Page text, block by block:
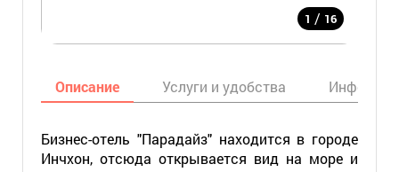
1 / 16
Описание Услуги и удобства
Бизнес-отель "Парадайз" находится в городе
Инчхон, отсюда открывается вид на море и